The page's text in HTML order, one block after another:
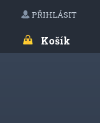
PŘIHLÁSIT
Košík